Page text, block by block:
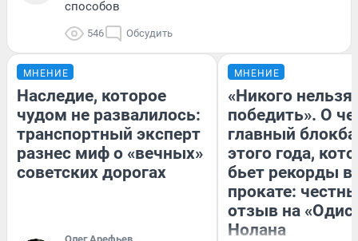
способов
546 Обсудить
МНЕНИЕ
Наследие, которое
чудом не развалилось:
транспортный эксперт
разнес миф о «вечных»
советских дорогах
МНЕНИЕ
«Никого нельзя
победить». О
главный
этого года,
бьет рекорды в
прокате:
отзыв на
Нолана